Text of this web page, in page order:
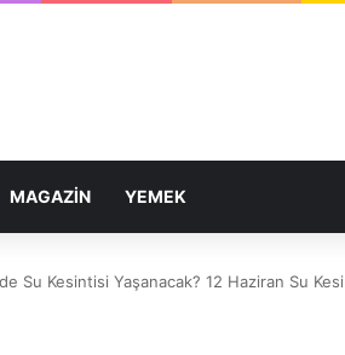
MAGAZİN YEMEK
Su Kesintisi Yaşanacak? 12 Haziran Su